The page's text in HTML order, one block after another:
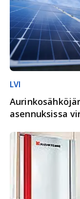
LVI
asennuksissa